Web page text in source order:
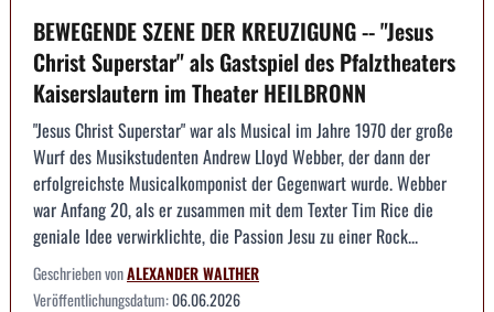
BEWEGENDE SZENE DER KREUZIGUNG -- "Jesus
Christ Superstar" als Gastspiel des Pfalztheaters
Kaiserslautern im Theater HEILBRONN
"Jesus Christ Superstar" war als Musical im Jahre 1970 der große
Wurf des Musikstudenten Andrew Lloyd Webber, der dann der
erfolgreichste Musicalkomponist der Gegenwart wurde. Webber
war Anfang 20, als er zusammen mit dem Texter Tim Rice die
geniale Idee verwirklichte, die Passion Jesu zu einer Rock...
Geschrieben vonALEXANDER WALTHER
Veröffentlichungsdatum:06.06.2026